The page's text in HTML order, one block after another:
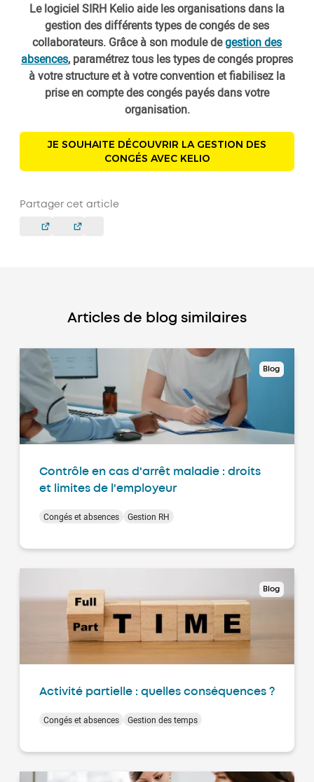
Le logiciel SIRH Kelio aide les organisations dans la
gestion des différents types de congés de ses
collaborateurs. Grâce à son module degestion des
absences, paramétrez tous les types de congés propres
à votre structure et à votre convention et fiabilisez la
prise en compte des congés payés dans votre
organisation.
JE SOUHAITE DÉCOUVRIR LA GESTION DES
CONGÉS AVEC KELIO
Partager cet article
Articles de blog similaires
Blog
Contrôle en cas d'arrêt maladie : droits
et limites de l'employeur
Congés et absences Gestion RH
Blog
Activité partielle : quelles conséquences ?
Congés et absences Gestion des temps